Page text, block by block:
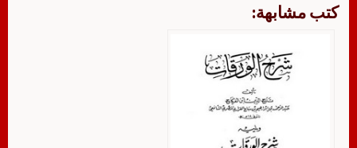
كتب مشابهة: